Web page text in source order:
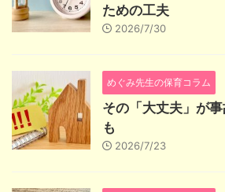
ための工夫
2026/7/30
めぐみ先生の保育コラム
その「大丈夫」が
も
2026/7/23